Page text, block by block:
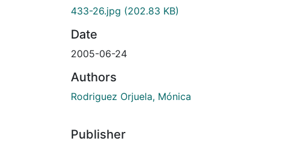
433-26.jpg (202.83 KB)
Date
2005-06-24
Authors
Rodriguez Orjuela, Mónica
Publisher